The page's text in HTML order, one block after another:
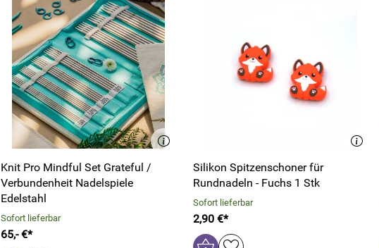
Knit Pro Mindful Set Grateful /
Verbundenheit Nadelspiele
Edelstahl
Sofort lieferbar
65,- €*
Silikon Spitzenschoner für
Rundnadeln - Fuchs 1 Stk
Sofort lieferbar
2,90 €*